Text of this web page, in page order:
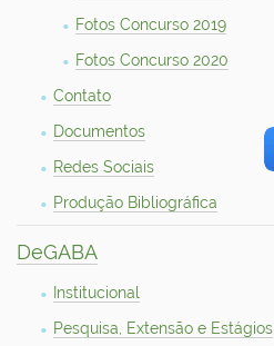
Fotos Concurso 2019
Fotos Concurso 2020
Contato
Documentos
Redes Sociais
Produção Bibliográfica
DeGABA
Institucional
Pesquisa, Extensão e Estágios